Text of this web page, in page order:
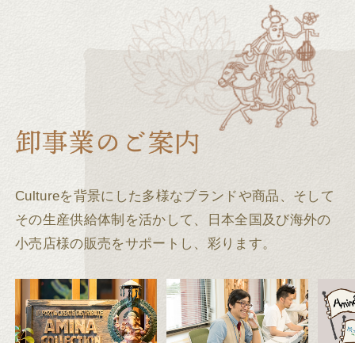
Cultureを背景にした多様なブランドや商品、そして
その生産供給体制を活かして、
日本全国及び海外の
小売店様の販売をサポートし、彩ります。